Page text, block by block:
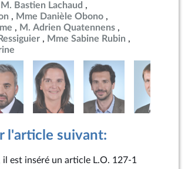
M. Bastien Lachaud
Mme Danièle Obono
M. Adrien Quatennens
Mme Sabine Rubin
l'article suivant:
est inséré un article L.O. 127‑1